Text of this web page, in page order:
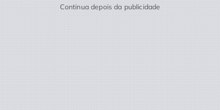
Continua depois da publicidade